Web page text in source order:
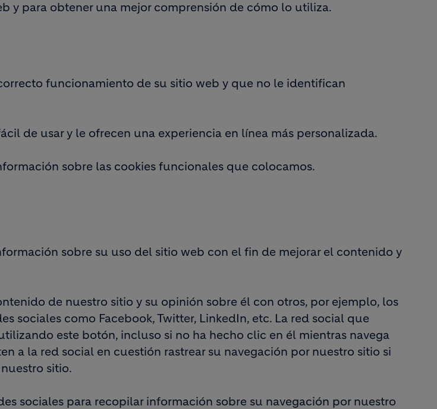
y para obtener una mejor comprensión de cómo lo utiliza.
funcionamiento de su sitio web y que no le identifican
de usar y le ofrecen una experiencia en línea más personalizada.
sobre las cookies funcionales que colocamos.
sobre su uso del sitio web con el fin de mejorar el contenido y
de nuestro sitio y su opinión sobre él con otros, por ejemplo, los
sociales como Facebook, Twitter, LinkedIn, etc. La red social que
este botón, incluso si no ha hecho clic en él mientras navega
a la red social en cuestión rastrear su navegación por nuestro sitio si
sitio.
sociales para recopilar información sobre su navegación por nuestro